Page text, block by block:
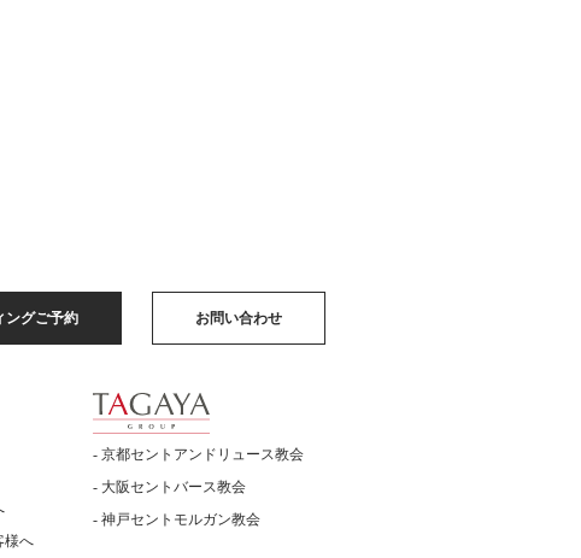
ングご予約 お問い合わせ
様へ
- 京都セントアンドリュース教会
- 大阪セントバース教会
- 神戸セントモルガン教会